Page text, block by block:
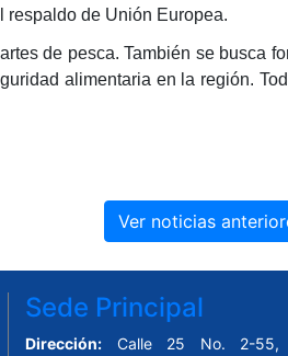
respaldo de Unión Europea.
de pesca. También se busca
alimentaria en la región.
Ver noticias
Sede Principal
Dirección: Calle 25 No. 2-55,